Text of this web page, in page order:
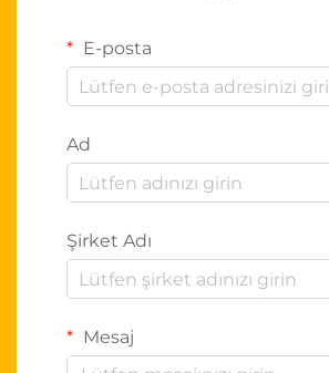
E-posta
Ad
Şirket Adı
Mesaj